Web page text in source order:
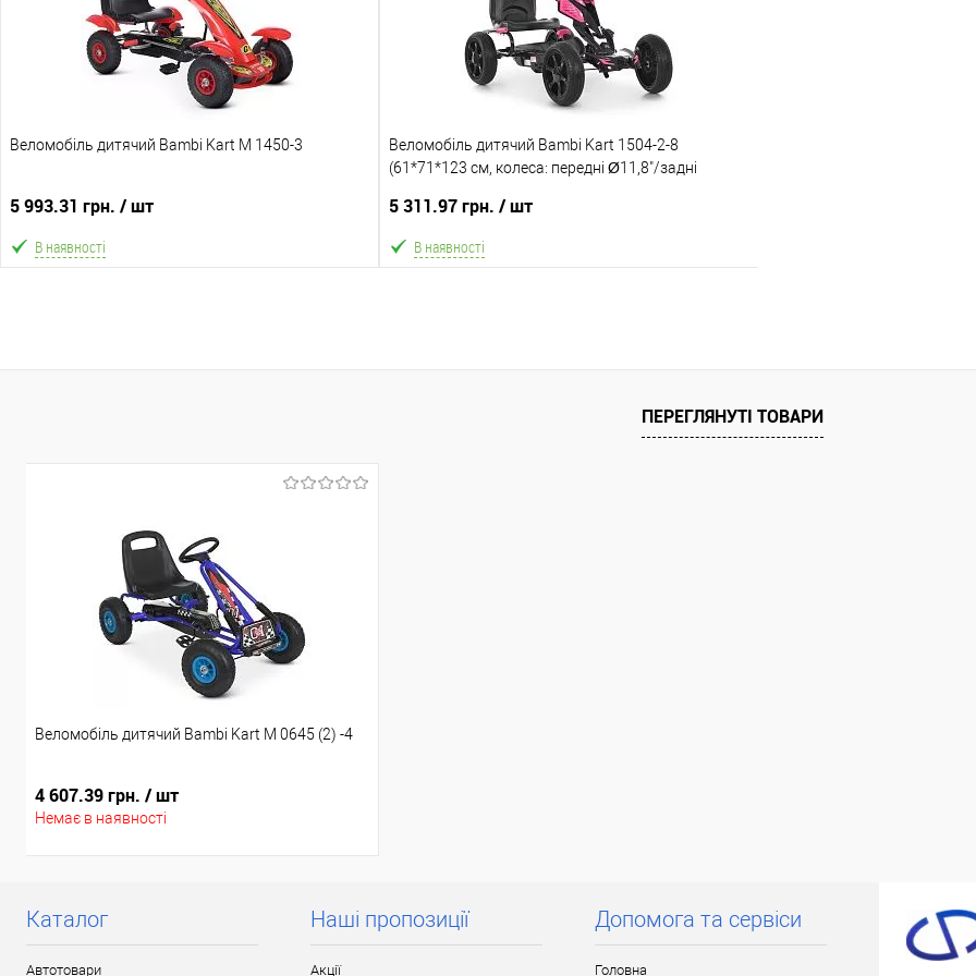
Склад зберігання
Відправка тільки Новою поштою протягом 2-5 днів
Склад зберігання
Відправка тільки Новою поштою протягом 2-5 днів
після передоплати 500 грн. В зв'язку з переобліком
Веломобіль дитячий Bambi Kart M 1450-3
5 993.31 грн. / шт
В наявності
Відправка тільки Новою поштою протягом 2-5 днів
після передоплати 500 грн. В зв'язку з переобліком
відправка може затримуватися до 5-ти робочіх днів.
Веломобіль дитячий Bambi Kart 1504-2-8
(61*71*123 см, колеса: передні Ø11,8"/задні
5 311.97 грн. / шт
В наявності
ПЕРЕГЛЯНУТІ ТОВАРИ
Веломобіль дитячий Bambi Kart М 0645 (2) -4
4 607.39 грн. / шт
Немає в наявності
Каталог
Автотовари
Наші пропозиції
Акції
Допомога та сервіси
Головна